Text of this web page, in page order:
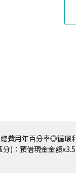
費用年百分率◎循
分)：預借現金金額